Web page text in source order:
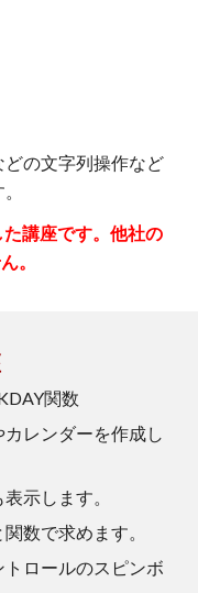
の文字列操作など
講座です。他社の
。
関数
レンダーを作成し
示します。
数で求めます。
ロールのスピンボ